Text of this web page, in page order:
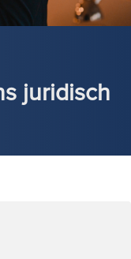
juridisch